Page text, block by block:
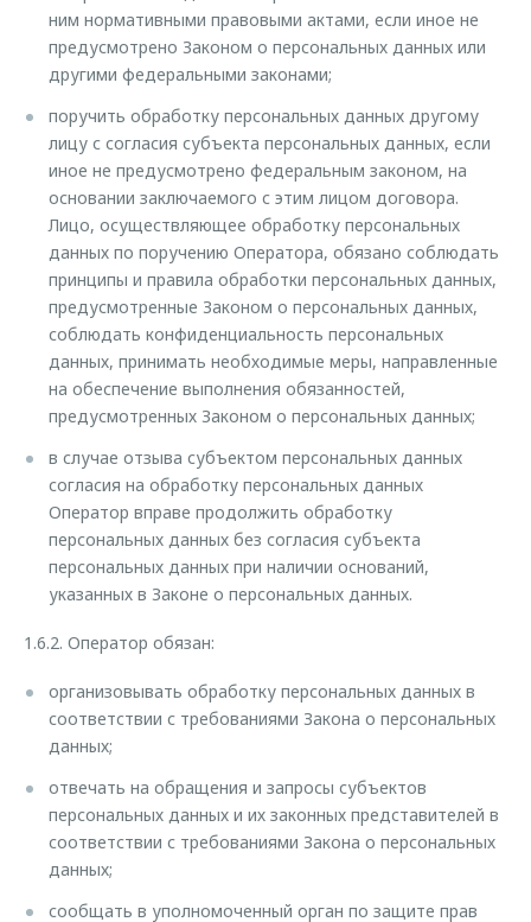
ним нормативными правовыми актами, если иное не
предусмотрено Законом о персональных данных или
другими федеральными законами;
поручить обработку персональных данных другому
лицу с согласия субъекта персональных данных, если
иное не предусмотрено федеральным законом, на
основании заключаемого с этим лицом договора.
Лицо, осуществляющее обработку персональных
данных по поручению Оператора, обязано соблюдать
принципы и правила обработки персональных данных,
предусмотренные Законом о персональных данных,
соблюдать конфиденциальность персональных
данных, принимать необходимые меры, направленные
на обеспечение выполнения обязанностей,
предусмотренных Законом о персональных данных;
в случае отзыва субъектом персональных данных
согласия на обработку персональных данных
Оператор вправе продолжить обработку
персональных данных без согласия субъекта
персональных данных при наличии оснований,
указанных в Законе о персональных данных.
1.6.2. Оператор обязан:
организовывать обработку персональных данных в
соответствии с требованиями Закона о персональных
данных;
отвечать на обращения и запросы субъектов
персональных данных и их законных представителей в
соответствии с требованиями Закона о персональных
данных;
сообщать в уполномоченный орган по защите прав